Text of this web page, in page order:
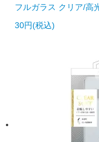
フルガラス クリア/高
30円(税込)